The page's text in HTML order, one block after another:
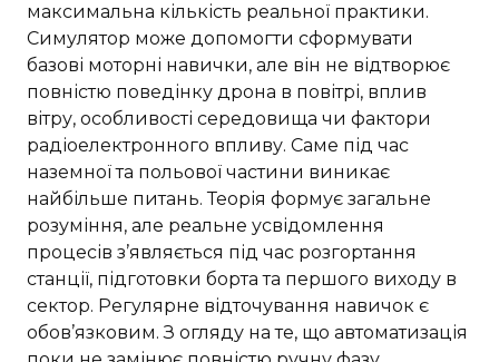
максимальна кількість реальної практики.
Симулятор може допомогти сформувати
базові моторні навички, але він не відтворює
повністю поведінку дрона в повітрі, вплив
вітру, особливості середовища чи фактори
радіоелектронного впливу. Саме під час
наземної та польової частини виникає
найбільше питань. Теорія формує загальне
розуміння, але реальне усвідомлення
процесів з’являється під час розгортання
станції, підготовки борта та першого виходу в
сектор. Регулярне відточування навичок є
обов’язковим. З огляду на те, що автоматизація